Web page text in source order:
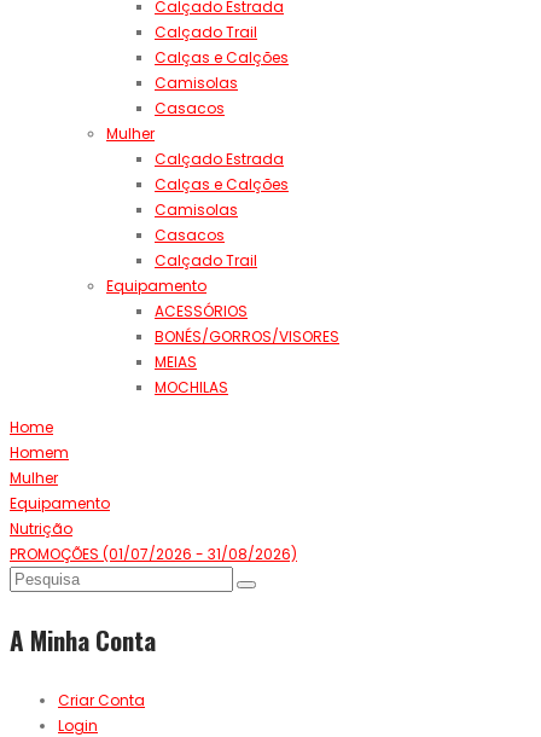
Calçado Estrada
Calçado Trail
Calças e Calções
Camisolas
Casacos
Mulher
Calçado Estrada
Calças e Calções
Camisolas
Casacos
Calçado Trail
Equipamento
ACESSÓRIOS
BONÉS/GORROS/VISORES
MEIAS
MOCHILAS
Home
Homem
Mulher
Equipamento
Nutrição
PROMOÇÕES (01/07/2026 - 31/08/2026)
A Minha Conta
Criar Conta
Login